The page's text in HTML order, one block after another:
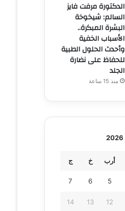
الدكتورة مرفت فايز
السالم: شيخوخة
البشرة المبكرة..
الأسباب الخفية
وأحدث الحلول الطبية
للحفاظ على نضارة
الجلد
منذ 15 ساعة
أرب خ ج
5
6
7
12
13
14